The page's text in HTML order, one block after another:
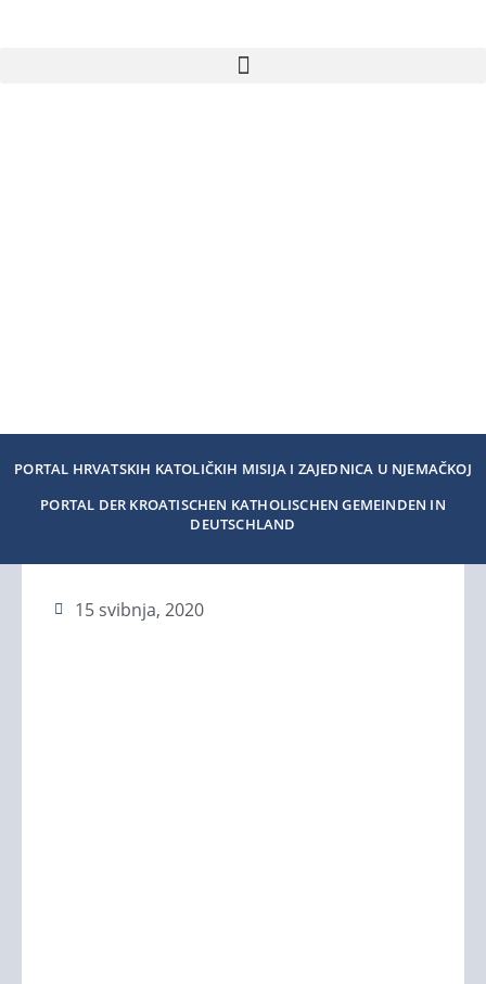
PORTAL HRVATSKIH KATOLIČKIH MISIJA I ZAJEDNICA U NJEMAČKOJ
PORTAL DER KROATISCHEN KATHOLISCHEN GEMEINDEN IN
DEUTSCHLAND
15 svibnja, 2020